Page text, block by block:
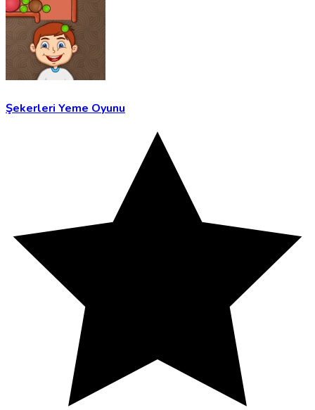
Şekerleri Yeme Oyunu